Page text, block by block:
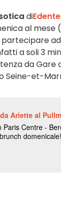
di
al
a soli 3
da Gare
Seine-et-